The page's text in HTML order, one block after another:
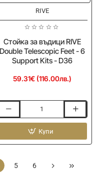
RIVE
Стойка за въдици RIVE
Double Telescopic Feet - 6
Support Kits - D36
59.31€ (116.00лв.)
Купи
5 6